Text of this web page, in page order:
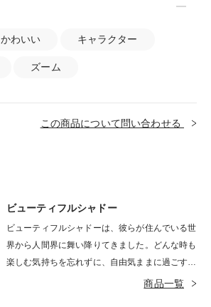
かわいい キャラクター
ズーム
この商品について問い合わせる
ビューティフルシャドー
ビューティフルシャドーは、彼らが住んでいる世
界から人間界に舞い降りてきました。どんな時も
楽しむ気持ちを忘れずに、自由気ままに過ごすイ
タズラ好き。長い手足であちこちと縦横無尽に動
商品一覧